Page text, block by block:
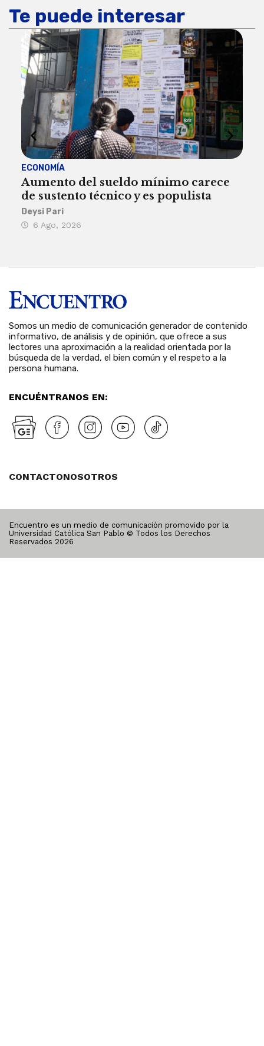
Te puede interesar
ECONOMÍA
Aumento del sueldo mínimo carece
de sustento técnico y es populista
Deysi Pari
6 Ago, 2026
Somos un medio de comunicación generador de contenido
informativo, de análisis y de opinión, que ofrece a sus
lectores una aproximación a la realidad orientada por la
búsqueda de la verdad, el bien común y el respeto a la
persona humana.
ENCUÉNTRANOS EN:
CONTACTONOSOTROS
Encuentro es un medio de comunicación promovido por la
Universidad Católica San Pablo © Todos los Derechos
Reservados 2026